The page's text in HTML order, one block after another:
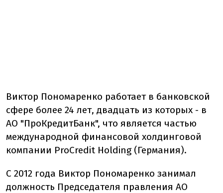
Виктор Пономаренко работает в банковской
сфере более 24 лет, двадцать из которых - в
АО "ПроКредитБанк", что является частью
международной финансовой холдинговой
компании ProCredit Holding (Германия).
С 2012 года Виктор Пономаренко занимал
должность Председателя правления АО